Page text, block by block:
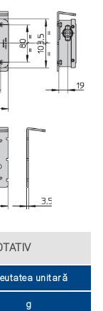
unitară
g